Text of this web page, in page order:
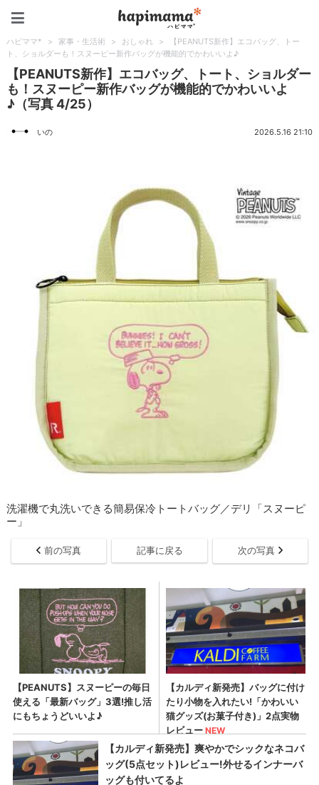
ハピママ* > 家事・生活術 > おしゃれ >
【PEANUTS新作】エコバッグ、トー
ト、ショルダーも！スヌーピー新作バッグが機能的でかわいいよ♪
【PEANUTS新作】エコバッグ、トート、ショルダー
も！スヌーピー新作バッグが機能的でかわいいよ
♪（写真 4/25）
いの 2026.5.16 21:10
洗濯機で丸洗いできる簡易保冷トートバッグ／デリ「スヌーピ
ー」
前の写真 記事に戻る 次の写真